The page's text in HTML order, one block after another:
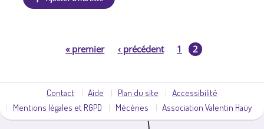
g
«premier ‹précédent 1 2
Contact Aide Plan du site
Accessibilité
Mentions légales et RGPD
Mécènes Association Valentin Haüy